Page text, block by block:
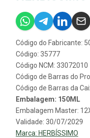
Código do Fabricante:
Código: 35777
Código NCM: 33072010
Código de Barras do
Código de Barras da
Embalagem: 150ML
Embalagem Master:
Validade: 30/07/2029
Marca: HERBÍSSIMO